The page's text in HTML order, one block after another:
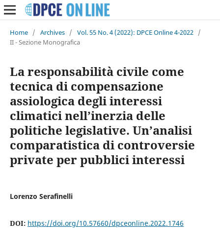
Home / Archives / Vol. 55 No. 4 (2022): DPCE Online 4-2022 /
II - Sezione Monografica
La responsabilità civile come
tecnica di compensazione
assiologica degli interessi
climatici nell’inerzia delle
politiche legislative. Un’analisi
comparatistica di controversie
private per pubblici interessi
Lorenzo Serafinelli
DOI: https://doi.org/10.57660/dpceonline.2022.1746